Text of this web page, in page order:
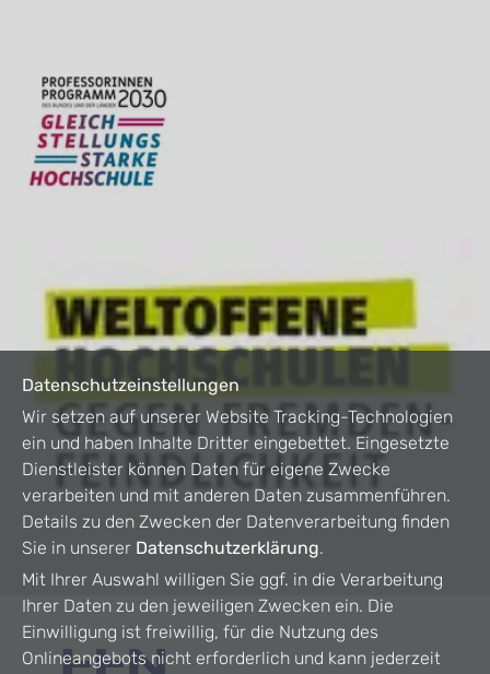
Datenschutzeinstellungen
Wir setzen auf unserer Website Tracking-Technologien
ein und haben Inhalte Dritter eingebettet. Eingesetzte
Dienstleister können Daten für eigene Zwecke
verarbeiten und mit anderen Daten zusammenführen.
Details zu den Zwecken der Datenverarbeitung finden
Sie in unserer Datenschutzerklärung.
Mit Ihrer Auswahl willigen Sie ggf. in die Verarbeitung
Ihrer Daten zu den jeweiligen Zwecken ein. Die
Einwilligung ist freiwillig, für die Nutzung des
Onlineangebots nicht erforderlich und kann jederzeit